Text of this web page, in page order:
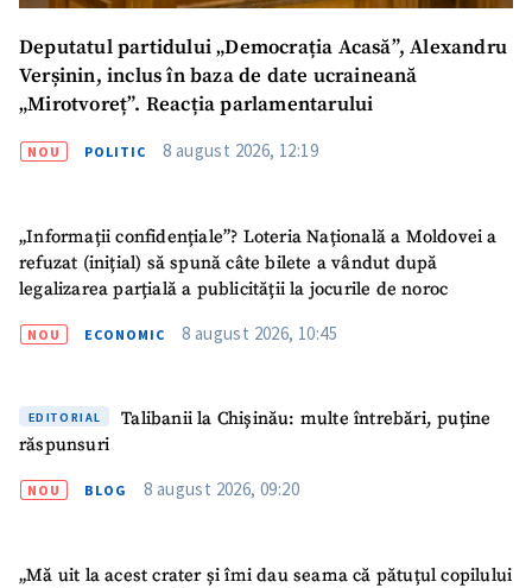
Deputatul partidului „Democrația Acasă”, Alexandru
Verșinin, inclus în baza de date ucraineană
„Mirotvoreț”. Reacția parlamentarului
NOU POLITIC 8 august 2026, 12:19
„Informații confidențiale”? Loteria Națională a Moldovei a
refuzat (inițial) să spună câte bilete a vândut după
legalizarea parțială a publicității la jocurile de noroc
NOU ECONOMIC 8 august 2026, 10:45
EDITORIAL
Talibanii la Chișinău: multe întrebări, puține
răspunsuri
NOU BLOG 8 august 2026, 09:20
„Mă uit la acest crater și îmi dau seama că pătuțul copilului